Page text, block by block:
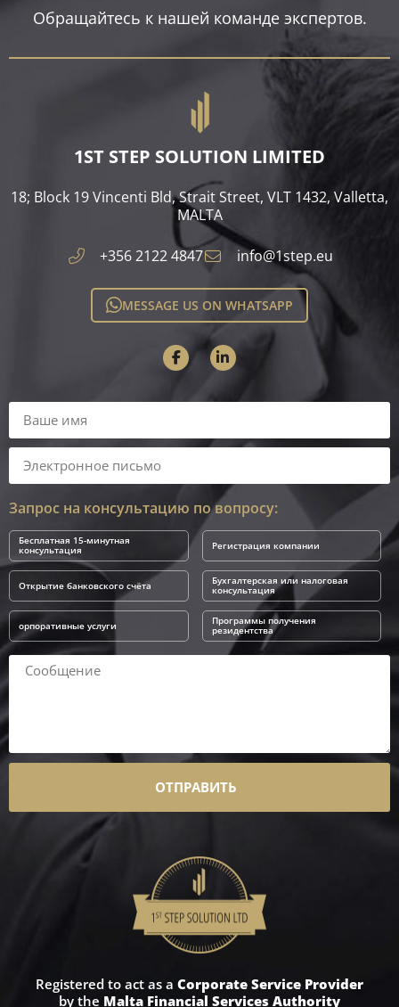
Обращайтесь к нашей команде экспертов.
1ST STEP SOLUTION LIMITED
18; Block 19 Vincenti Bld, Strait Street, VLT 1432, Valletta,
MALTA​
+356 2122 4847 info@1step.eu
MESSAGE US ON WHATSAPP
Запрос на консультацию по вопросу:
Бесплатная 15-минутная
консультация Регистрация компании
Открытие банковского счёта Бухгалтерская или налоговая
консультация
орпоративные услуги Программы получения
резидентства
ОТПРАВИТЬ
Registered to act as a Corporate Service Provider
by the Malta Financial Services Authority